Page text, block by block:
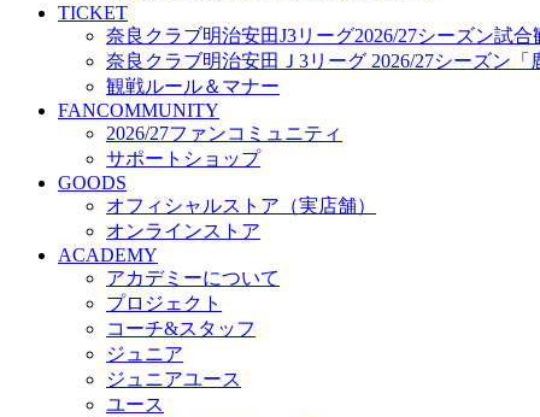
ジュニアユース
ユース
練習拠点（ナラディーア）
SCHOOL
CLUB
2026/27 パートナー企業
パートナー募集
クラブ理念
クラブ情報
サステナビリティ
Web制作支援
応援プロジェクト
TICKET
奈良クラブ明治安田J3リーグ2026/27シーズン試合
奈良クラブ明治安田Ｊ3リーグ 2026/27シーズン「
観戦ルール＆マナー
FANCOMMUNITY
2026/27ファンコミュニティ
サポートショップ
GOODS
オフィシャルストア（実店舗）
オンラインストア
ACADEMY
アカデミーについて
プロジェクト
コーチ&スタッフ
ジュニア
ジュニアユース
ユース